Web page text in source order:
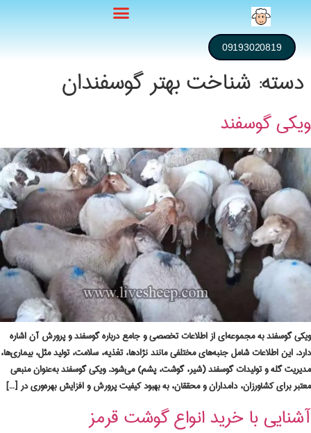
09193020819
دسته: شناخت بهتر گوسفندان
ویکی گوسفند
ویکی گوسفند به مجموعه‌ای از اطلاعات تخصصی و جامع درباره گوسفند و پرورش آن اشاره
دارد. این اطلاعات شامل جنبه‌های مختلفی مانند نژادها، تغذیه، سلامت، تولید مثل، بیماری‌ها،
مدیریت گله و تولیدات گوسفند (شیر، گوشت، پشم) می‌شود. ویکی گوسفند به‌عنوان منبعی
معتبر برای کشاورزان، دامداران و محققان، به بهبود کیفیت پرورش و افزایش بهره‌وری در […]
آشنایی با خرید انواع گوشت قرمز